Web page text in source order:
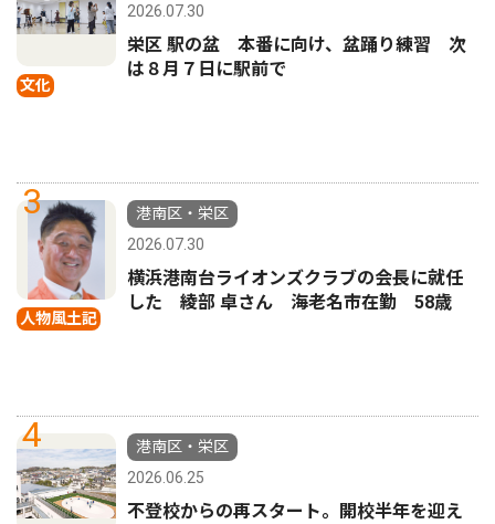
文化
2026.07.30
栄区 駅の盆 本番に向け、盆踊り練習 次
は８月７日に駅前で
3
人物風土記
港南区・栄区
2026.07.30
横浜港南台ライオンズクラブの会長に就任
した 綾部 卓さん 海老名市在勤 58歳
4
港南区・栄区
2026.06.25
不登校からの再スタート。開校半年を迎え